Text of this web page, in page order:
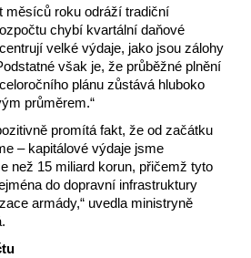
měsíců roku odráží tradiční
chybí kvartální daňové
velké výdaje, jako jsou zálohy
však je, že průběžné plnění
plánu zůstává hluboko
průměrem.“
promítá fakt, že od začátku
– kapitálové výdaje jsme
než 15 miliard korun, přičemž tyto
do dopravní infrastruktury
armády,“ uvedla ministryně